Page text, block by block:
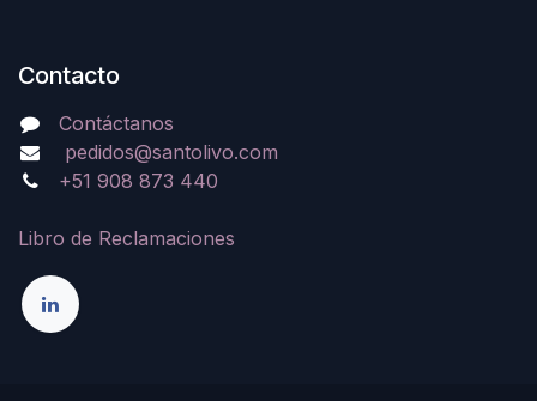
Contacto
Contáctanos
pedidos@santolivo.com
+51 908 873 440
Libro de Reclamaciones